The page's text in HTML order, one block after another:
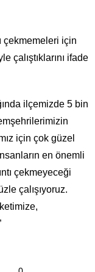
çekmemeleri için
çalıştıklarını ifade
ilçemizde 5 bin
için çok güzel
en önemli
çekmeyeceği
çalışıyoruz.